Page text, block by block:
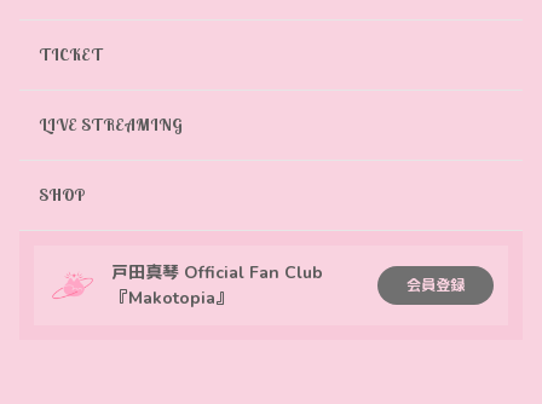
TICKET
LIVE STREAMING
SHOP
戸田真琴 Official Fan Club
『Makotopia』
会員登録